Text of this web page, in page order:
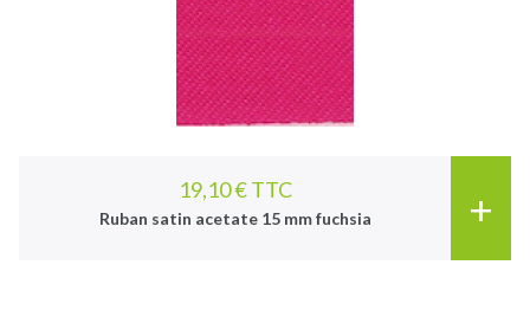
19,10 € TTC
Ruban satin acetate 15 mm fuchsia +